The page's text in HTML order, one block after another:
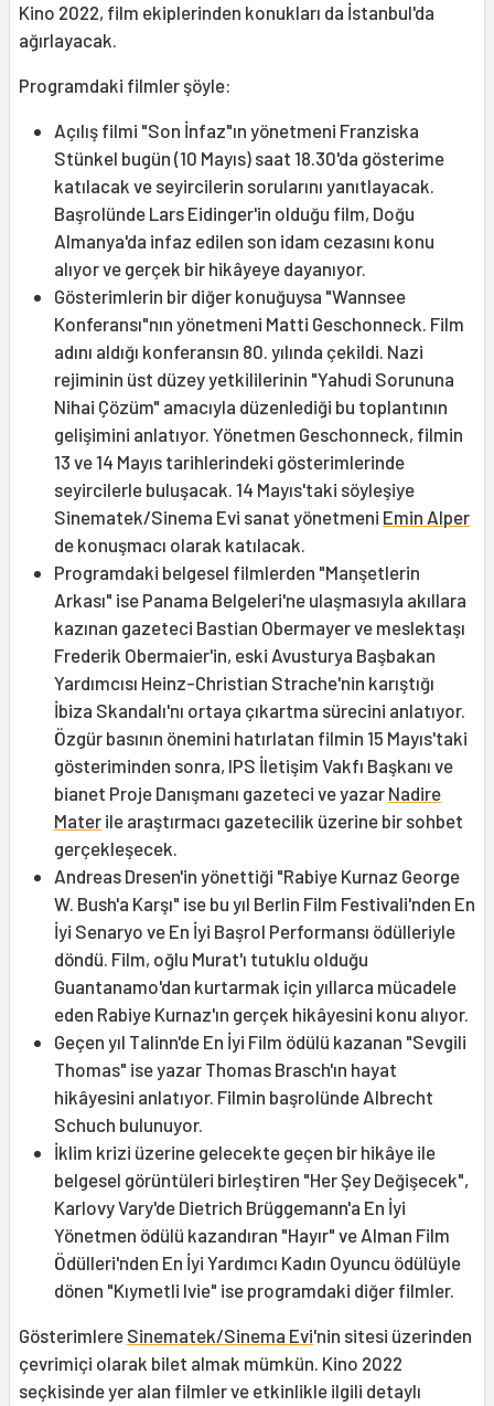
Kino 2022, film ekiplerinden konukları da İstanbul'da
ağırlayacak.
Programdaki filmler şöyle:
Açılış filmi "Son İnfaz"ın yönetmeni Franziska
Stünkel bugün (10 Mayıs) saat 18.30'da gösterime
katılacak ve seyircilerin sorularını yanıtlayacak.
Başrolünde Lars Eidinger'in olduğu film, Doğu
Almanya'da infaz edilen son idam cezasını konu
alıyor ve gerçek bir hikâyeye dayanıyor.
Gösterimlerin bir diğer konuğuysa "Wannsee
Konferansı"nın yönetmeni Matti Geschonneck. Film
adını aldığı konferansın 80. yılında çekildi. Nazi
rejiminin üst düzey yetkililerinin "Yahudi Sorununa
Nihai Çözüm" amacıyla düzenlediği bu toplantının
gelişimini anlatıyor. Yönetmen Geschonneck, filmin
13 ve 14 Mayıs tarihlerindeki gösterimlerinde
seyircilerle buluşacak. 14 Mayıs'taki söyleşiye
Sinematek/Sinema Evi sanat yönetmeni Emin Alper
de konuşmacı olarak katılacak.
Programdaki belgesel filmlerden "Manşetlerin
Arkası" ise Panama Belgeleri'ne ulaşmasıyla akıllara
kazınan gazeteci Bastian Obermayer ve meslektaşı
Frederik Obermaier'in, eski Avusturya Başbakan
Yardımcısı Heinz-Christian Strache'nin karıştığı
İbiza Skandalı'nı ortaya çıkartma sürecini anlatıyor.
Özgür basının önemini hatırlatan filmin 15 Mayıs'taki
gösteriminden sonra, IPS İletişim Vakfı Başkanı ve
bianet Proje Danışmanı gazeteci ve yazar Nadire
Mater ile araştırmacı gazetecilik üzerine bir sohbet
gerçekleşecek.
Andreas Dresen'in yönettiği "Rabiye Kurnaz George
W. Bush'a Karşı" ise bu yıl Berlin Film Festivali'nden En
İyi Senaryo ve En İyi Başrol Performansı ödülleriyle
döndü. Film, oğlu Murat'ı tutuklu olduğu
Guantanamo'dan kurtarmak için yıllarca mücadele
eden Rabiye Kurnaz'ın gerçek hikâyesini konu alıyor.
Geçen yıl Talinn'de En İyi Film ödülü kazanan "Sevgili
Thomas" ise yazar Thomas Brasch'ın hayat
hikâyesini anlatıyor. Filmin başrolünde Albrecht
Schuch bulunuyor.
İklim krizi üzerine gelecekte geçen bir hikâye ile
belgesel görüntüleri birleştiren "Her Şey Değişecek",
Karlovy Vary'de Dietrich Brüggemann'a En İyi
Yönetmen ödülü kazandıran "Hayır" ve Alman Film
Ödülleri'nden En İyi Yardımcı Kadın Oyuncu ödülüyle
dönen "Kıymetli Ivie" ise programdaki diğer filmler.
Gösterimlere Sinematek/Sinema Evi'nin sitesi üzerinden
çevrimiçi olarak bilet almak mümkün. Kino 2022
seçkisinde yer alan filmler ve etkinlikle ilgili detaylı